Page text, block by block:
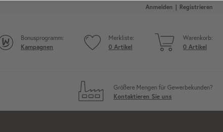
Anmelden Registrieren
Bonusprogramm:
Kampagnen
Merkliste:
0 Artikel
Warenkorb:
0 Artikel
Größere Mengen für Gewerbekunden?
Kontaktieren Sie uns